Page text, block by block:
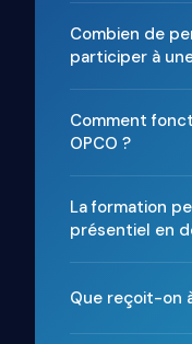
Combien de
participer à
Comment
OPCO ?
La formation
présentiel en
Que reçoit-on